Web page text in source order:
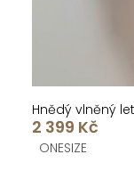
Hnědý vlněný
2 399 Kč
ONESIZE